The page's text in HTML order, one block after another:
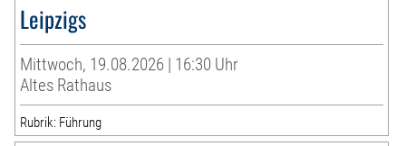
Leipzigs
Mittwoch, 19.08.2026 | 16:30 Uhr
Altes Rathaus
Rubrik: Führung